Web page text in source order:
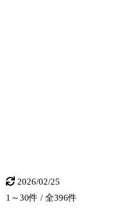
2026/02/25
1～30件 / 全396件